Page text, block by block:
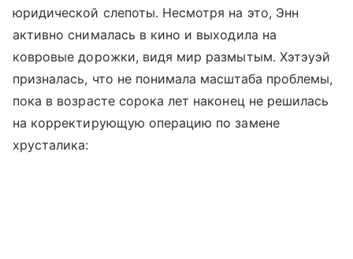
юридической слепоты. Несмотря на это, Энн
активно снималась в кино и выходила на
ковровые дорожки, видя мир размытым. Хэтэуэй
призналась, что не понимала масштаба проблемы,
пока в возрасте сорока лет наконец не решилась
на корректирующую операцию по замене
хрусталика: